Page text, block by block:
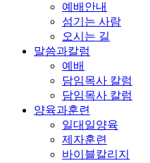
예배안내
섬기는 사람
오시는 길
말씀과칼럼
예배
담임목사 칼럼
담임목사 칼럼
양육과훈련
일대일양육
제자훈련
바이블칼리지